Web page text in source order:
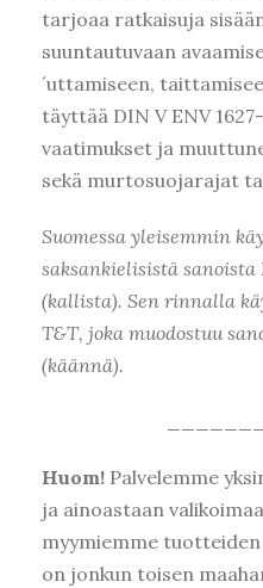
tarjoaa ratkaisuja
suuntautuvaan
´uttamiseen,
täyttää DIN V ENV
vaatimukset ja
sekä murtosuojarajat
Suomessa yleisemmin
saksankielisistä
(kallista). Sen rinnalla
T&T, joka muodostuu
(käännä).
Huom! Palvelemme
ja ainoastaan
myymiemme
on jonkun toisen